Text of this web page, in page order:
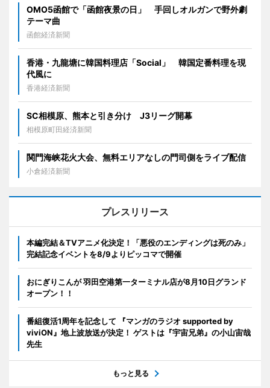
OMO5函館で「函館夜景の日」 手回しオルガンで野外劇
テーマ曲
函館経済新聞
香港・九龍塘に韓国料理店「Social」 韓国定番料理を現
代風に
香港経済新聞
SC相模原、熊本と引き分け J3リーグ開幕
相模原町田経済新聞
関門海峡花火大会、無料エリアなしの門司側をライブ配信
小倉経済新聞
プレスリリース
本編完結＆TVアニメ化決定！「悪役のエンディングは死のみ」
完結記念イベントを8/9よりピッコマで開催
おにぎりこんが 羽田空港第一ターミナル店が8月10日グランド
オープン！！
番組復活1周年を記念して 『マンガのラジオ supported by
viviON』地上波放送が決定！ ゲストは『宇宙兄弟』の小山宙哉
先生
もっと見る